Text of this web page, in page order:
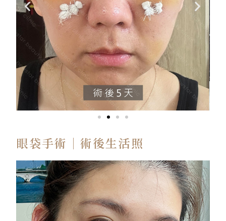
眼袋手術｜術後生活照